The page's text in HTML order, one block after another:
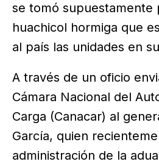
se tomó supuestamente
huachicol hormiga que
al país las unidades en
A través de un oficio
Cámara Nacional del
Carga (Canacar) al
García, quien
administración de la